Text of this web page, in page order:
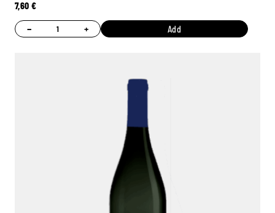
7,60 €
− + Add